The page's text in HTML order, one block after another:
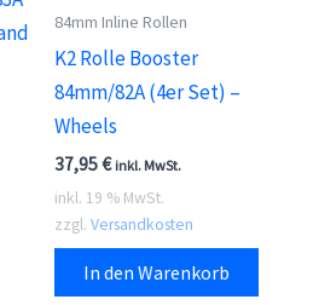
Produktseite
gewählt
werden
84mm Inline Rollen
K2 Rolle Booster
84mm/82A (4er Set) –
Wheels
37,95€ inkl. MwSt.
inkl. 19 % MwSt.
zzgl. Versandkosten
In den Warenkorb